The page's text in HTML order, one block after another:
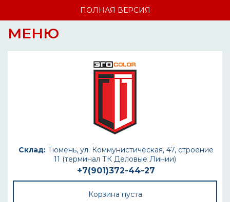
ПОЛНАЯ ВЕРСИЯ
МЕНЮ
Склад: Тюмень, ул. Коммунистическая, 47, строение
11 (терминал ТК Деловые Линии)
+7(901)372-44-27
Корзина пуста